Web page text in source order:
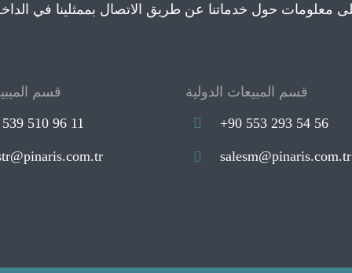
قسم
510 96 11
قسم المبيعات الدولية
+90 553 293 54 56
salesm@pinaris.com.tr